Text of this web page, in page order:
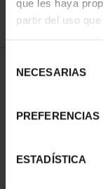
que les haya
partir del uso
NECESARIAS
PREFERENCIAS
ESTADÍSTICA
1 Productos